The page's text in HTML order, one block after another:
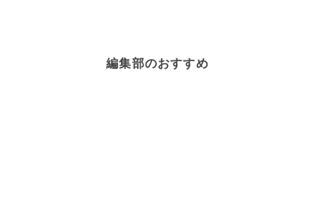
編集部のおすすめ